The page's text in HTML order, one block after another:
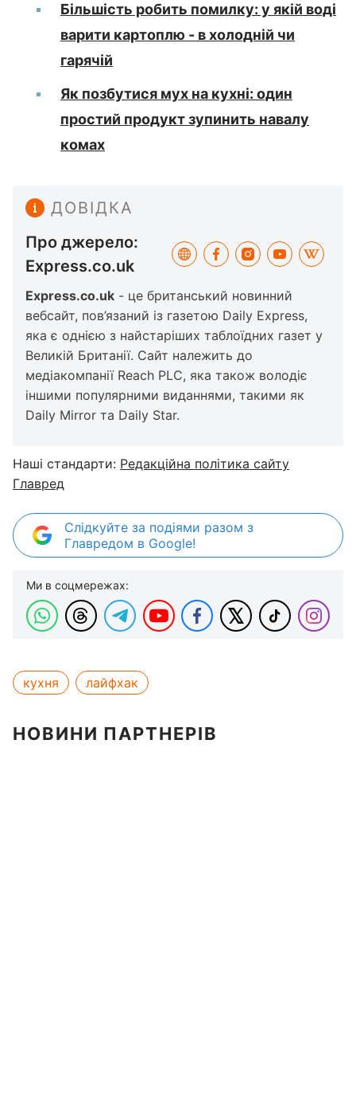
Більшість робить помилку: у якій воді
варити картоплю - в холодній чи
гарячій
Як позбутися мух на кухні: один
простий продукт зупинить навалу
комах
ДОВІДКА
Про джерело:
Express.co.uk
Express.co.uk - це британський новинний
вебсайт, пов’язаний із газетою Daily Express,
яка є однією з найстаріших таблоїдних газет у
Великій Британії. Сайт належить до
медіакомпанії Reach PLC, яка також володіє
іншими популярними виданнями, такими як
Daily Mirror та Daily Star.
Наші стандарти: Редакційна політика сайту
Главред
Слідкуйте за подіями разом з
Главредом в Google!
Ми в соцмережах:
кухня лайфхак
НОВИНИ ПАРТНЕРІВ